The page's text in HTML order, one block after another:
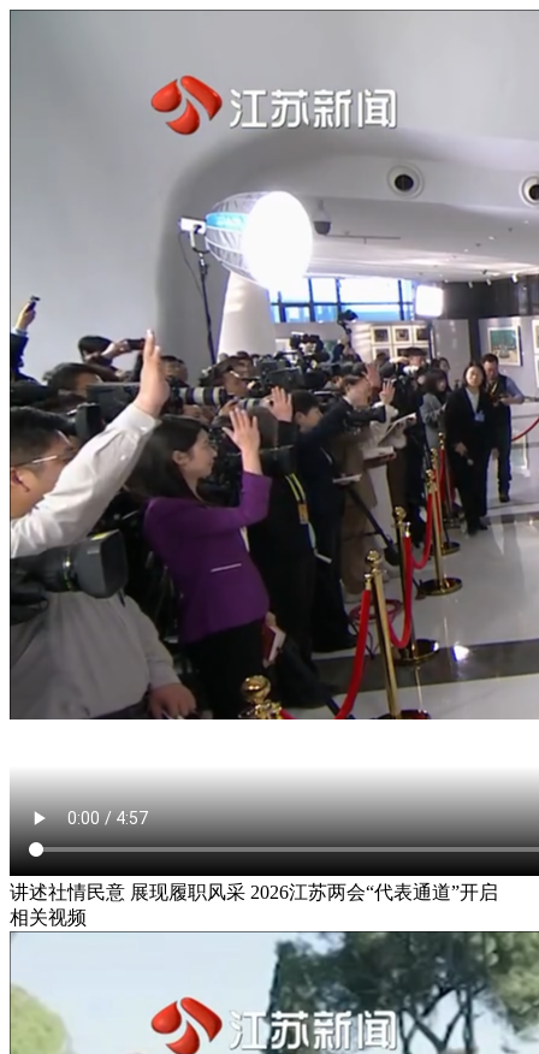
讲述社情民意 展现履职风采 2026江苏两会“代表通道”开启
相关视频